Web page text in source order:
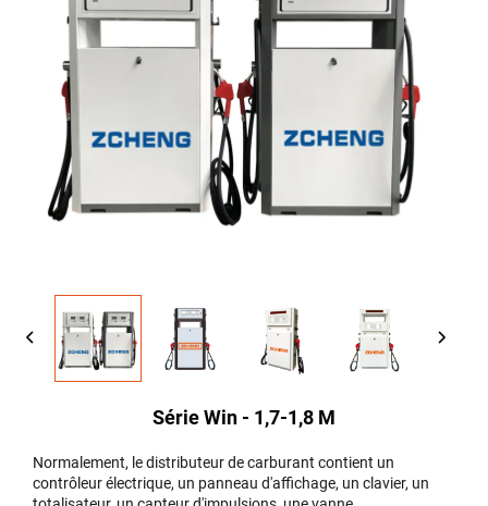
Série Win - 1,7-1,8 M
Normalement, le distributeur de carburant contient un
contrôleur électrique, un panneau d'affichage, un clavier, un